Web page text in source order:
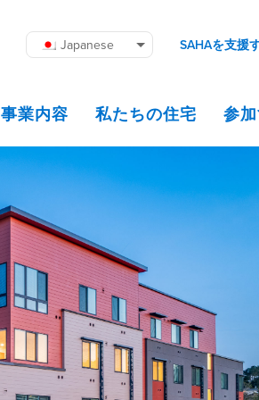
Japanese SAHAを支援
事業内容 私たちの住宅 参